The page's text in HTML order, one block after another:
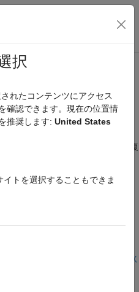
ビゲーション メ
ンス スペクトル拡散 (DSSS) 受
化によって歪んだ DSSS 信号を復
されます。
spectrum (DSSS) receiver
ライブ スクリプトを開く
に立ちましたか？
択
れたコンテンツにアクセス
確認できます。現在の位置情
推奨します: United States
トを選択することもできま